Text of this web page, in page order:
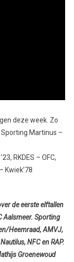
deze week. Zo
Sporting Martinus –
RKDES – OFC,
Kwiek’78
de eerste elftallen
Aalsmeer. Sporting
Heemraad, AMVJ,
NFC en RAP.
Groenewoud